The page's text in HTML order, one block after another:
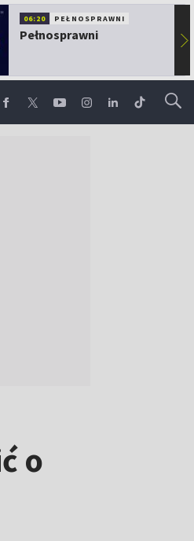
06:20 PEŁNOSPRAWNI
Pełnosprawni ▶
o